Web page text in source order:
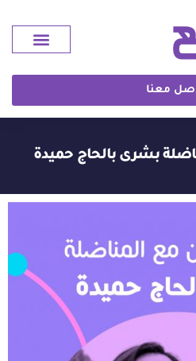
معنا
بشرى بالحاج حميدة